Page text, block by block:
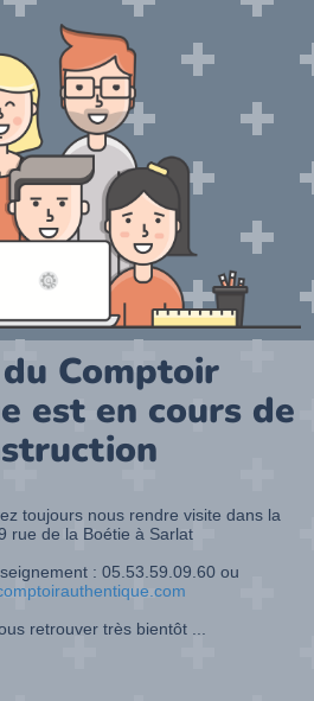
Comptoir
est en cours de
toujours nous rendre visite dans la
rue de la Boétie à Sarlat
: 05.53.59.09.60 ou
retrouver très bientôt ...